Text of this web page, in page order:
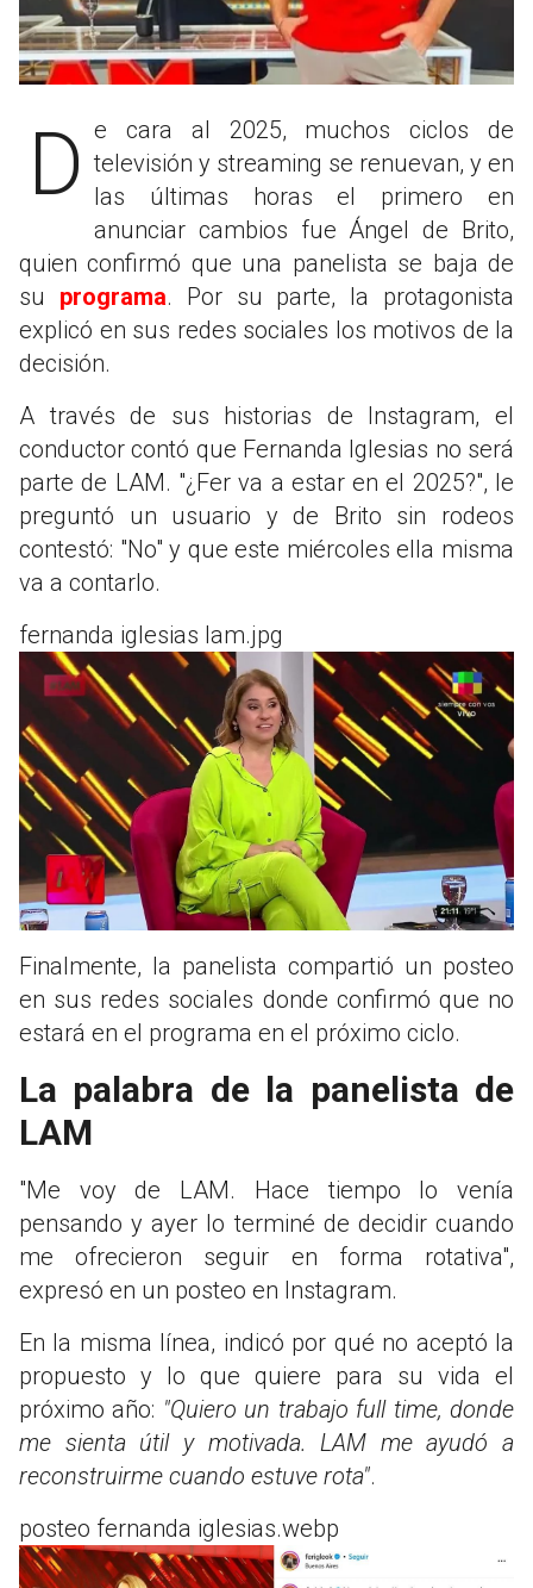
De cara al 2025, muchos ciclos de televisión y streaming se renuevan, y en
las últimas horas el primero en
anunciar cambios fue Ángel de Brito,
quien confirmó que una panelista se baja de
su programa. Por su parte, la protagonista
explicó en sus redes sociales los motivos de la
decisión.
A través de sus historias de Instagram, el
conductor contó que Fernanda Iglesias no será
parte de LAM. "¿Fer va a estar en el 2025?", le
preguntó un usuario y de Brito sin rodeos
contestó: "No" y que este miércoles ella misma
va a contarlo.
fernanda iglesias lam.jpg
Finalmente, la panelista compartió un posteo
en sus redes sociales donde confirmó que no
estará en el programa en el próximo ciclo.
La palabra de la panelista de
LAM
"Me voy de LAM. Hace tiempo lo venía
pensando y ayer lo terminé de decidir cuando
me ofrecieron seguir en forma rotativa",
expresó en un posteo en Instagram.
En la misma línea, indicó por qué no aceptó la
propuesto y lo que quiere para su vida el
próximo año: "Quiero un trabajo full time, donde
me sienta útil y motivada. LAM me ayudó a
reconstruirme cuando estuve rota".
posteo fernanda iglesias.webp